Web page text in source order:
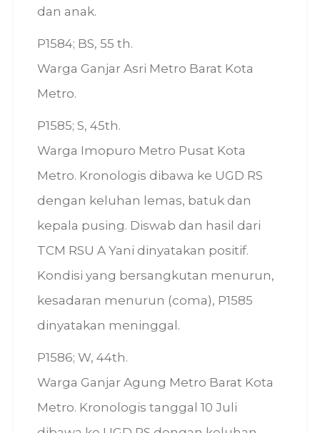
dan anak.
P1584; BS, 55 th.
Warga Ganjar Asri Metro Barat Kota
Metro.
P1585; S, 45th.
Warga Imopuro Metro Pusat Kota
Metro. Kronologis dibawa ke UGD RS
dengan keluhan lemas, batuk dan
kepala pusing. Diswab dan hasil dari
TCM RSU A Yani dinyatakan positif.
Kondisi yang bersangkutan menurun,
kesadaran menurun (coma), P1585
dinyatakan meninggal.
P1586; W, 44th.
Warga Ganjar Agung Metro Barat Kota
Metro. Kronologis tanggal 10 Juli